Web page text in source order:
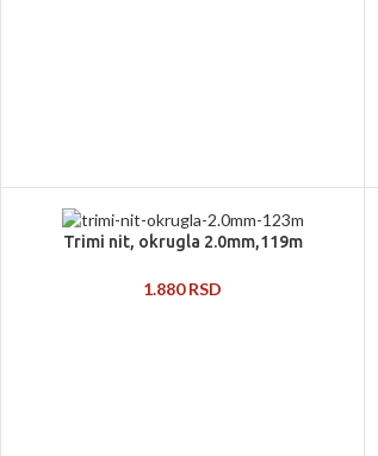
Trimi nit, okrugla 2.0mm,119m
1.880RSD